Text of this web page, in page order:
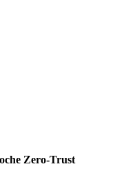
Zero-Trust